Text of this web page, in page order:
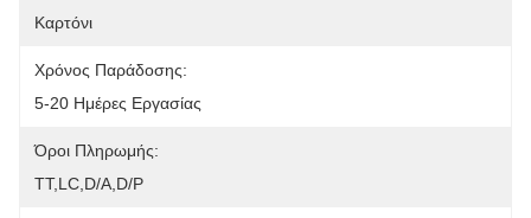
Καρτόνι
Χρόνος Παράδοσης:
5-20 Ημέρες Εργασίας
Όροι Πληρωμής:
ΤΤ,LC,D/A,D/P